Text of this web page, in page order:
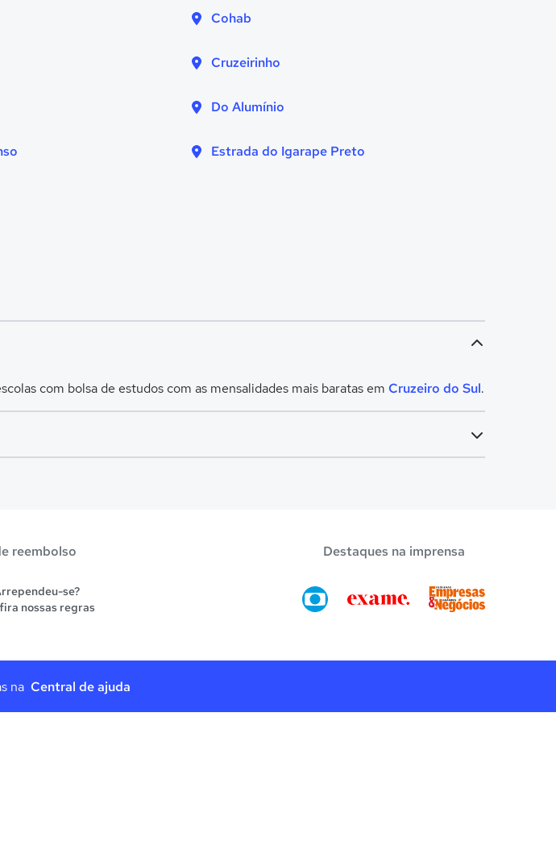
Cohab
Cruzeirinho
Do Alumínio
Estrada do Igarape Preto
com bolsa de estudos com as mensalidades mais baratas em Cruzeiro do Sul.
reembolso
se?
nossas regras
Destaques na imprensa
na Central de ajuda